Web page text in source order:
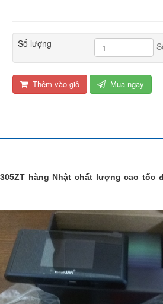
Số lượng
Thêm vào giỏ Mua ngay
hàng Nhật chất lượng cao tốc